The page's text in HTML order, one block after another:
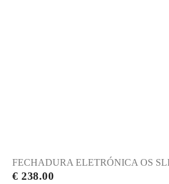
FECHADURA ELETRÓNICA OS
€ 238.00